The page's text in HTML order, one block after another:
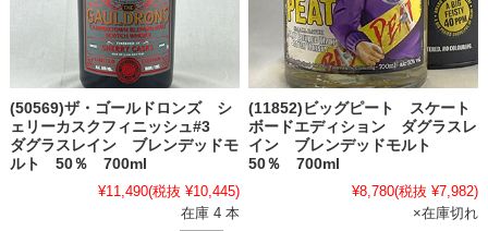
(50569)ザ・ゴールドロンズ シ
ェリーカスクフィニッシュ#3
ダグラスレイン ブレンデッドモ
ルト 50％ 700ml
¥11,490(税抜 ¥10,445)
在庫 4 本
(11852)ビッグピート スケート
ボードエディション ダグラスレ
イン ブレンデッドモルト
50％ 700ml
¥8,780(税抜 ¥7,982)
×在庫切れ